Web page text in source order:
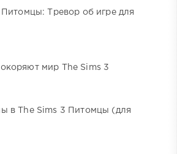
Питомцы: Тревор об игре для
мир The Sims 3
в The Sims 3 Питомцы (для